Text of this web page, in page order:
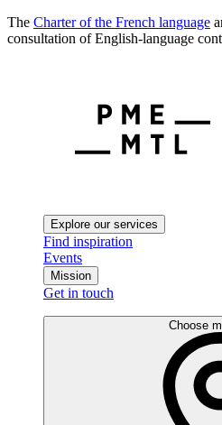
The Charter of the French language
consultation of English-language
Explore our services
Find inspiration
Events
Mission
Get in touch
Choose